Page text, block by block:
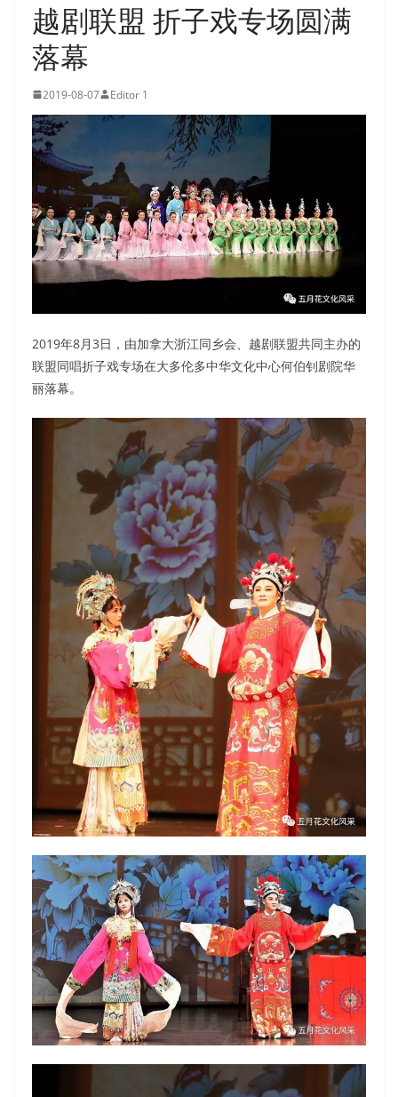
越剧联盟 折子戏专场圆满
落幕
2019-08-07 Editor 1
2019年8月3日，由加拿大浙江同乡会、越剧联盟共同主办的
联盟同唱折子戏专场在大多伦多中华文化中心何伯钊剧院华
丽落幕。